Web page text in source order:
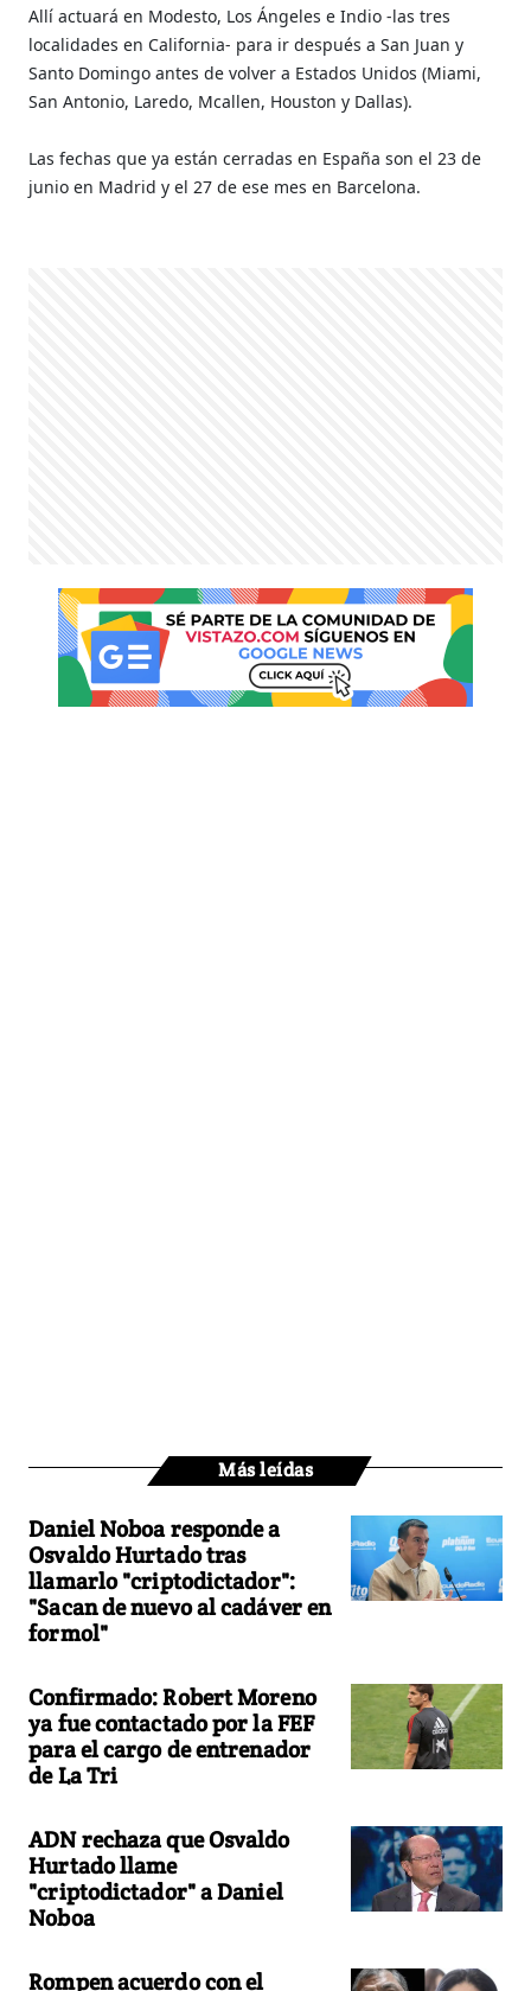
Allí actuará en Modesto, Los Ángeles e Indio -las tres
localidades en California- para ir después a San Juan y
Santo Domingo antes de volver a Estados Unidos (Miami,
San Antonio, Laredo, Mcallen, Houston y Dallas).
Las fechas que ya están cerradas en España son el 23 de
junio en Madrid y el 27 de ese mes en Barcelona.
Más leídas
Daniel Noboa responde a
Osvaldo Hurtado tras
llamarlo "criptodictador":
"Sacan de nuevo al cadáver en
formol"
Confirmado: Robert Moreno
ya fue contactado por la FEF
para el cargo de entrenador
de La Tri
ADN rechaza que Osvaldo
Hurtado llame
"criptodictador" a Daniel
Noboa
Rompen acuerdo con el